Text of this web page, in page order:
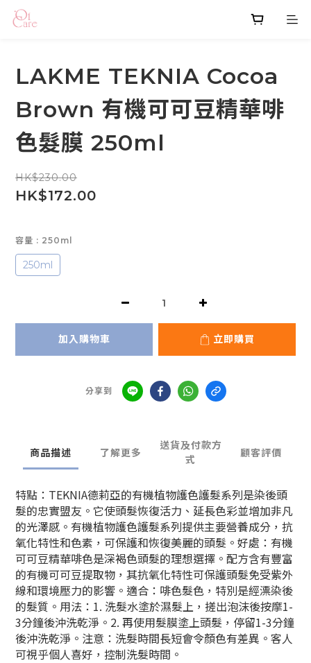
LAKME TEKNIA Cocoa
Brown 有機可可豆精華啡
色髮膜 250ml
HK$230.00
HK$172.00
容量 : 250ml
250ml
加入購物車 立即購買
分享到
商品描述 了解更多
送貨及付款方
式
顧客評價
特點：TEKNIA德莉亞的有機植物護色護髮系列是染後頭
髮的忠實盟友。它使頭髮恢復活力、延長色彩並增加非凡
的光澤感。有機植物護色護髮系列提供主要營養成分，抗
氧化特性和色素，可保護和恢復美麗的頭髮。好處：有機
可可豆精華啡色是深褐色頭髮的理想選擇。配方含有豐富
的有機可可豆提取物，其抗氧化特性可保護頭髮免受紫外
線和環境壓力的影響。適合：啡色髮色，特別是經漂染後
的髮質。用法：1. 洗髮水塗於濕髮上，搓出泡沫後按摩1-
3分鐘後沖洗乾淨。2. 再使用髮膜塗上頭髮，停留1-3分鐘
後沖洗乾淨。注意：洗髮時間長短會令顏色有差異。客人
可視乎個人喜好，控制洗髮時間。